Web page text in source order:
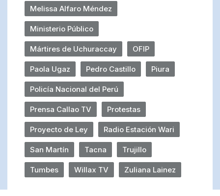
Melissa Alfaro Méndez
Ministerio Público
Mártires de Uchuraccay OFIP
Paola Ugaz Pedro Castillo Piura
Policía Nacional del Perú
Prensa Callao TV Protestas
Proyecto de Ley Radio Estación Wari
San Martín Tacna Trujillo
Tumbes Willax TV Zuliana Lainez